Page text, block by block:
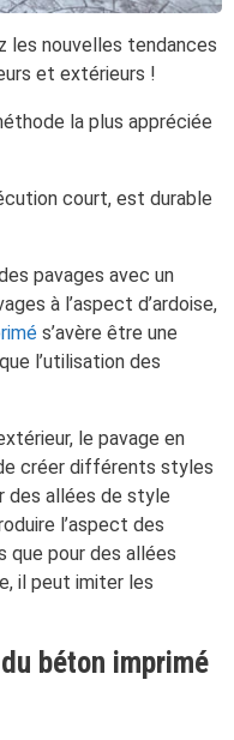
les nouvelles tendances
et extérieurs !
la plus appréciée
court, est durable
pavages avec un
à l’aspect d’ardoise,
s’avère être une
l’utilisation des
le pavage en
créer différents styles
des allées de style
l’aspect des
que pour des allées
il peut imiter les
béton imprimé